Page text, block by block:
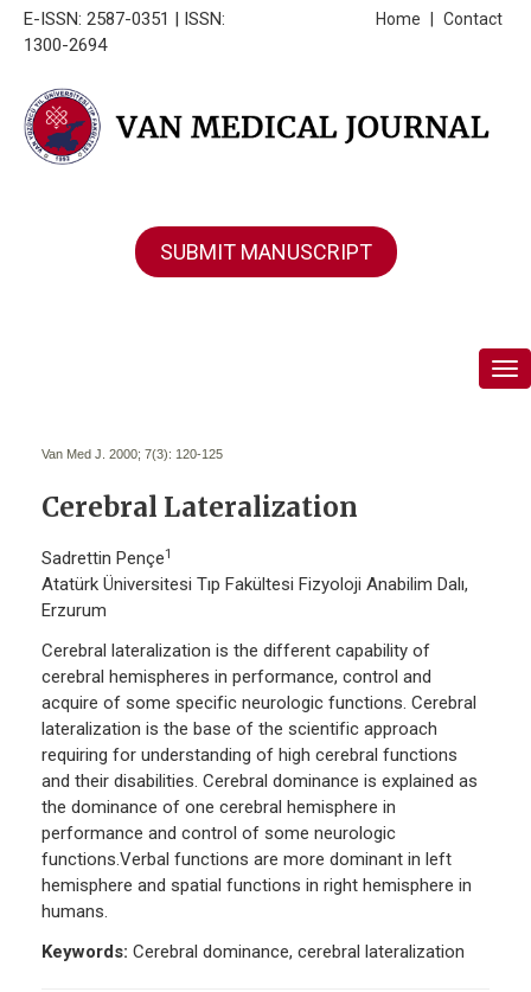
E-ISSN: 2587-0351 | ISSN:
1300-2694
Contact
Home
SUBMIT MANUSCRIPT
Van Med J. 2000; 7(3): 120-125
Cerebral Lateralization
Sadrettin Pençe1
Atatürk Üniversitesi Tıp Fakültesi Fizyoloji Anabilim Dalı,
Erzurum
Cerebral lateralization is the different capability of
cerebral hemispheres in performance, control and
acquire of some specific neurologic functions. Cerebral
lateralization is the base of the scientific approach
requiring for understanding of high cerebral functions
and their disabilities. Cerebral dominance is explained as
the dominance of one cerebral hemisphere in
performance and control of some neurologic
functions.Verbal functions are more dominant in left
hemisphere and spatial functions in right hemisphere in
humans.
Keywords: Cerebral dominance, cerebral lateralization